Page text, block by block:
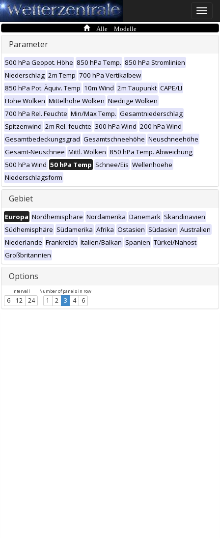
Toggle
Alle Modelle
Parameter
500 hPa Geopot. Höhe 850 hPa Temp. 850 hPa Stromlinien
Niederschlag 2m Temp 700 hPa Vertikalbew
850 hPa Pot. Äquiv. Temp 10m Wind 2m Taupunkt CAPE/LI
Hohe Wolken Mittelhohe Wolken Niedrige Wolken
700 hPa Rel. Feuchte Min/Max Temp. Gesamtniederschlag
Spitzenwind 2m Rel. feuchte 300 hPa Wind 200 hPa Wind
Gesamtbedeckungsgrad Gesamtschneehöhe Neuschneehöhe
Gesamt-Neuschnee Mittl. Wolken 850 hPa Temp. Abweichung
500 hPa Wind 50 hPa Temp Schnee/Eis Wellenhoehe
Niederschlagsform
Gebiet
Europa Nordhemisphäre Nordamerika Dänemark Skandinavien
Südhemisphäre Südamerika Afrika Ostasien Südasien Australien
Niederlande Frankreich Italien/Balkan Spanien Türkei/Nahost
Großbritannien
Options
Intervall
6 12 24
Number of panels in row
1 2 3 4 6